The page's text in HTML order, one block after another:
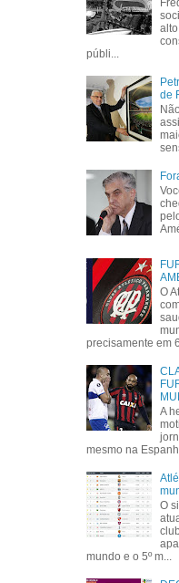
públi...
de
O
precisamente em
A
mesmo na
O
mundo e o 5º m...